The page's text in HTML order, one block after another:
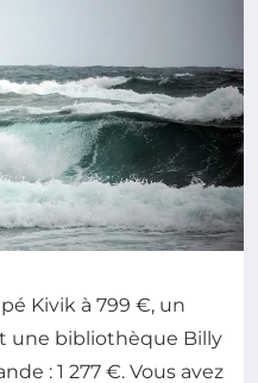
Kivik à 799 €, un
une bibliothèque Billy
: 1 277 €. Vous avez